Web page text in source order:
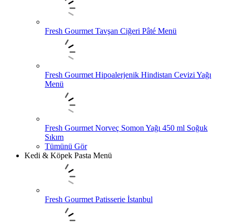
Fresh Gourmet Tavşan Ciğeri Pâté Menü
Fresh Gourmet Hipoalerjenik Hindistan Cevizi Yağı
Menü
Fresh Gourmet Norveç Somon Yağı 450 ml Soğuk
Sıkım
Tümünü Gör
Kedi & Köpek Pasta Menü
Fresh Gourmet Patisserie İstanbul